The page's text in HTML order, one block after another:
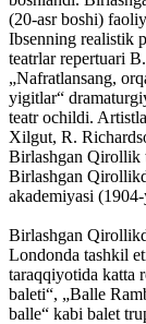
(20-asr boshi)
Ibsenning realistik
teatrlar repertuari
„Nafratlansang,
yigitlar“
teatr ochildi.
Xilgut, R.
Birlashgan Qirollik
Birlashgan
akademiyasi
Birlashgan
Londonda tashkil
taraqqiyotida katta
baleti“, „Balle
balle“ kabi balet